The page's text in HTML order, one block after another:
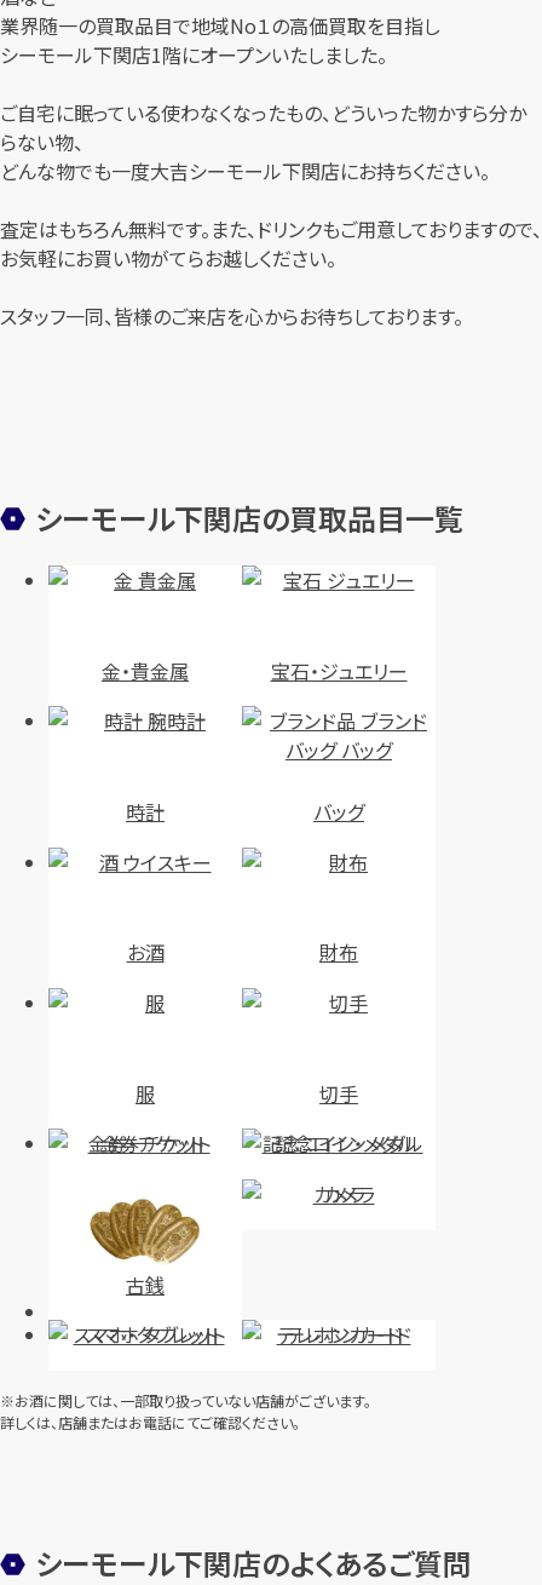
業界随一の買取品目で地域No１の高価買取を目指し
シーモール下関店1階にオープンいたしました。
ご自宅に眠っている使わなくなったもの、どういった物かすら分か
らない物、
どんな物でも一度大吉シーモール下関店にお持ちください。
査定はもちろん無料です。また、ドリンクもご用意しておりますので、
お気軽にお買い物がてらお越しください。
スタッフ一同、皆様のご来店を心からお待ちしております。
シーモール下関店の買取品目一覧
金・貴金属 宝石・ジュエリー
時計 バッグ
お酒 財布
服
切手
金券・チケット
記念コイン・メダル
古銭
カメラ
スマホ・タブレット テレホンカード
※お酒に関しては、一部取り扱っていない店舗がございます。
詳しくは、店舗またはお電話にてご確認ください。
シーモール下関店のよくあるご質問